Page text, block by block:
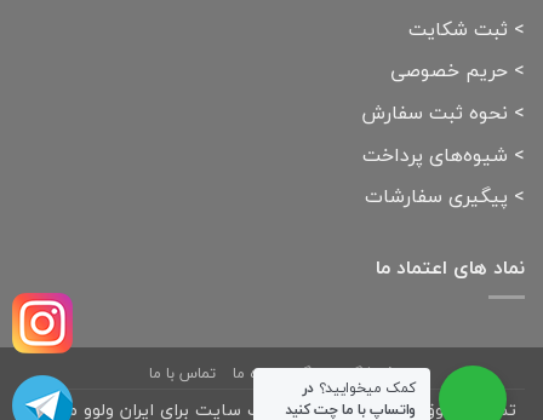
> ثبت شکایت
> حریم خصوصی
> نحوه ثبت سفارش
> شیوه‌های پرداخت
> پیگیری سفارشات
نماد های اعتماد ما
فروشگاه بلاگ درباره ما تماس با ما
تمامی حقوق مادی و معنوی این وب سایت برای ایران ولوو محفوظ
کمک میخوایید؟ در
واتساپ با ما چت کنید